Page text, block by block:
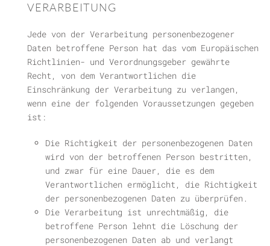
VERARBEITUNG
Jede von der Verarbeitung personenbezogener
Daten betroffene Person hat das vom Europäischen
Richtlinien- und Verordnungsgeber gewährte
Recht, von dem Verantwortlichen die
Einschränkung der Verarbeitung zu verlangen,
wenn eine der folgenden Voraussetzungen gegeben
ist:
Die Richtigkeit der personenbezogenen Daten
wird von der betroffenen Person bestritten,
und zwar für eine Dauer, die es dem
Verantwortlichen ermöglicht, die Richtigkeit
der personenbezogenen Daten zu überprüfen.
Die Verarbeitung ist unrechtmäßig, die
betroffene Person lehnt die Löschung der
personenbezogenen Daten ab und verlangt